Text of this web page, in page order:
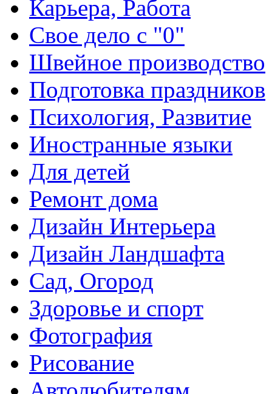
Карьера, Работа
Свое дело с "0"
Швейное производство
Подготовка праздников
Психология, Развитие
Иностранные языки
Для детей
Ремонт дома
Дизайн Интерьера
Дизайн Ландшафта
Сад, Огород
Здоровье и спорт
Фотография
Рисование